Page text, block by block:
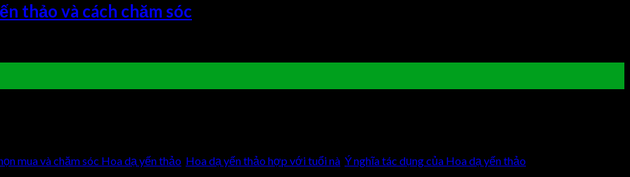
thảo và cách chăm sóc
mua và chăm sóc Hoa dạ yến thảo Hoa dạ yến thảo hợp với tuổi nà Ý nghĩa tác dụng của Hoa dạ yến thảo